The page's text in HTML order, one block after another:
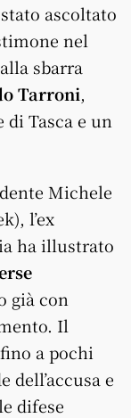
ascoltato
nel
sbarra
Tarroni,
Tasca e un
Michele
l’ex
ha illustrato
già con
Il
a pochi
dell’accusa e
difese